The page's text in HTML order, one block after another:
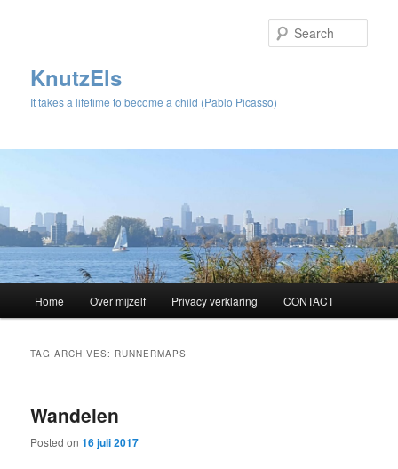
KnutzEls
It takes a lifetime to become a child (Pablo Picasso)
Skip
content
Skip
content
Home Over mijzelf Privacy verklaring CONTACT
TAG ARCHIVES: RUNNERMAPS
Wandelen
Posted on16 juli 2017